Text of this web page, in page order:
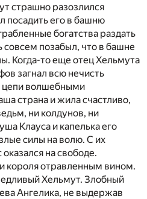
страшно разозлился
посадить его в башню
богатства раздать
позабыл, что в башне
Когда-то еще отец Хельмута
загнал всю нечисть
цепи волшебными
страна и жила счастливо,
ни колдунов, ни
Клауса и капелька его
силы на волю. С их
на свободе.
короля отравленным вином.
Хельмут. Злобный
Ангелика, не выдержав